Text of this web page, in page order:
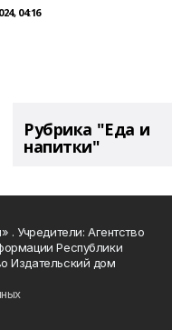
04:16
Рубрика "Еда и
напитки"
. Учредители: Агентство
Республики
Издательский дом